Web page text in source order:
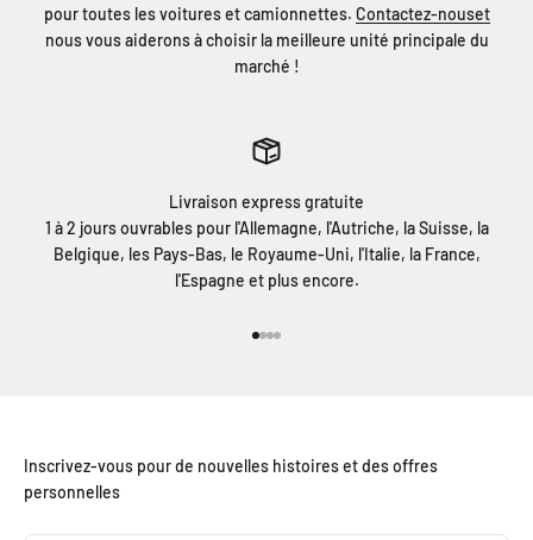
pour toutes les voitures et camionnettes. Contactez-nouset
nous vous aiderons à choisir la meilleure unité principale du
marché !
Livraison express gratuite
1 à 2 jours ouvrables pour l'Allemagne, l'Autriche, la Suisse, la
Belgique, les Pays-Bas, le Royaume-Uni, l'Italie, la France,
l'Espagne et plus encore.
Inscrivez-vous pour de nouvelles histoires et des offres
personnelles